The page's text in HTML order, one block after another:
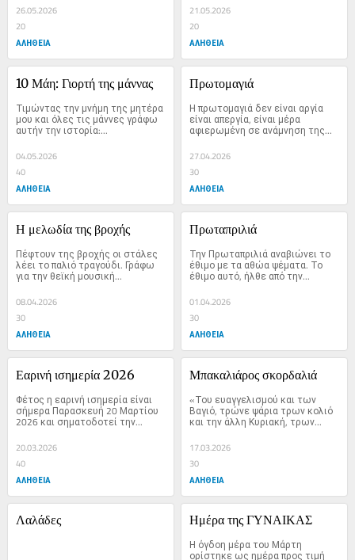
26.05.2026
20
ΑΛΗΘΕΙΑ
21.05.2026
20
ΑΛΗΘΕΙΑ
10 Μάη: Γιορτή της μάννας
Τιμώντας την μνήμη της μητέρα
μου και όλες τις μάννες γράφω
αυτήν την ιστορία:...
04.05.2026
40
ΑΛΗΘΕΙΑ
Πρωτομαγιά
Η πρωτομαγιά δεν είναι αργία
είναι απεργία, είναι μέρα
αφιερωμένη σε ανάμνηση της...
27.04.2026
30
ΑΛΗΘΕΙΑ
Η μελωδία της βροχής
Πέφτουν της βροχής οι στάλες
λέει το παλιό τραγούδι. Γράφω
για την θεϊκή μουσική...
08.04.2026
30
ΑΛΗΘΕΙΑ
Πρωταπριλιά
Την Πρωταπριλιά αναβιώνει το
έθιμο με τα αθώα ψέματα. Το
έθιμο αυτό, ήλθε από την...
01.04.2026
30
ΑΛΗΘΕΙΑ
Εαρινή ισημερία 2026
Φέτος η εαρινή ισημερία είναι
σήμερα Παρασκευή 20 Μαρτίου
2026 και σηματοδοτεί την...
20.03.2026
40
ΑΛΗΘΕΙΑ
Μπακαλιάρος σκορδαλιά
«Του ευαγγελισμού και των
Βαγιό, τρώνε ψάρια τρων κολιό
και την άλλη Κυριακή, τρων...
17.03.2026
30
ΑΛΗΘΕΙΑ
Λαλάδες Ημέρα της ΓΥΝΑΙΚΑΣ
Η όγδοη μέρα του Μάρτη
ορίστηκε ως ημέρα προς τιμή